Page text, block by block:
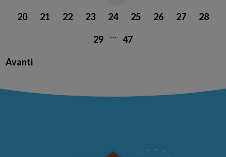
20 21 22 23 24 25 26 27 28
29 … 47
Avanti